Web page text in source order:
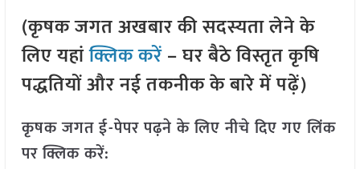
(कृषक जगत अखबार की सदस्यता लेने के
लिए यहांक्लिक करें– घर बैठे विस्तृत कृषि
पद्धतियों और नई तकनीक के बारे में पढ़ें)
कृषक जगत ई-पेपर पढ़ने के लिए नीचे दिए गए लिंक
पर क्लिक करें: